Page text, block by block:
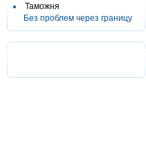
Таможня
Без проблем через границу